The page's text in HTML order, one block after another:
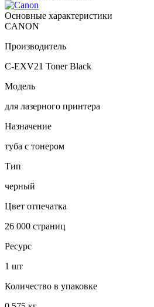
Основные характеристики
CANON
Производитель
C-EXV21 Toner Black
Модель
для лазерного принтера
Назначение
туба с тонером
Тип
черный
Цвет отпечатка
26 000 страниц
Ресурс
1 шт
Количество в упаковке